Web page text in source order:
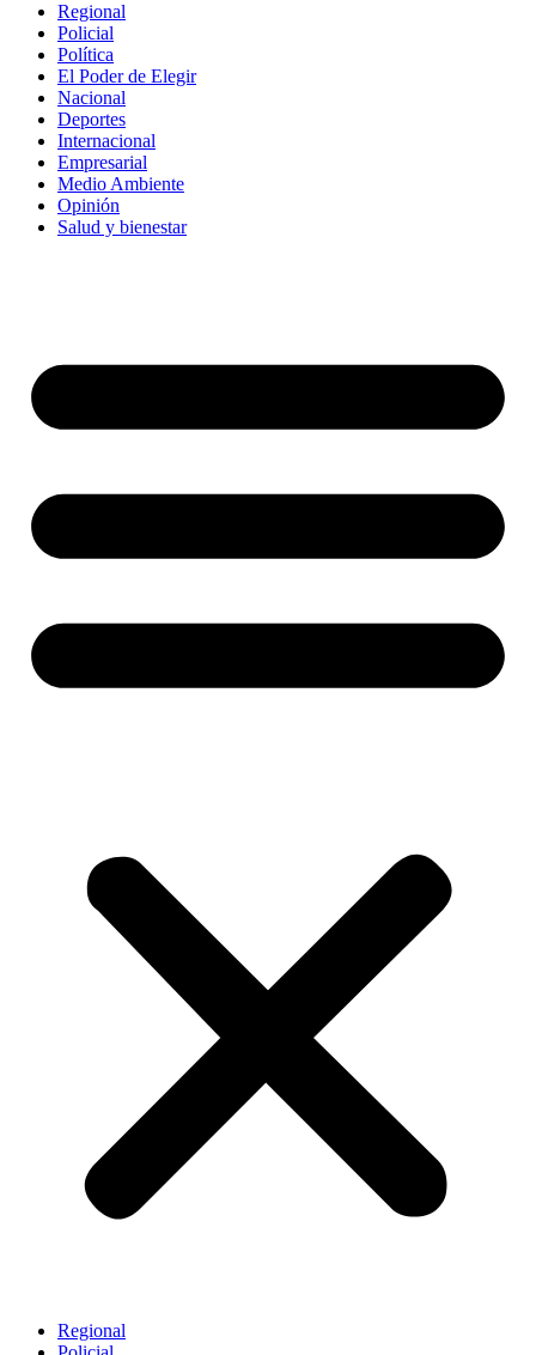
Regional
Policial
Política
El Poder de Elegir
Nacional
Deportes
Internacional
Empresarial
Medio Ambiente
Opinión
Salud y bienestar
Regional